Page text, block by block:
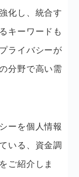
化し、統合す
キーワードも
ライバシーが
分野で高い需
ーを個人情報
いる、資金調
ご紹介しま